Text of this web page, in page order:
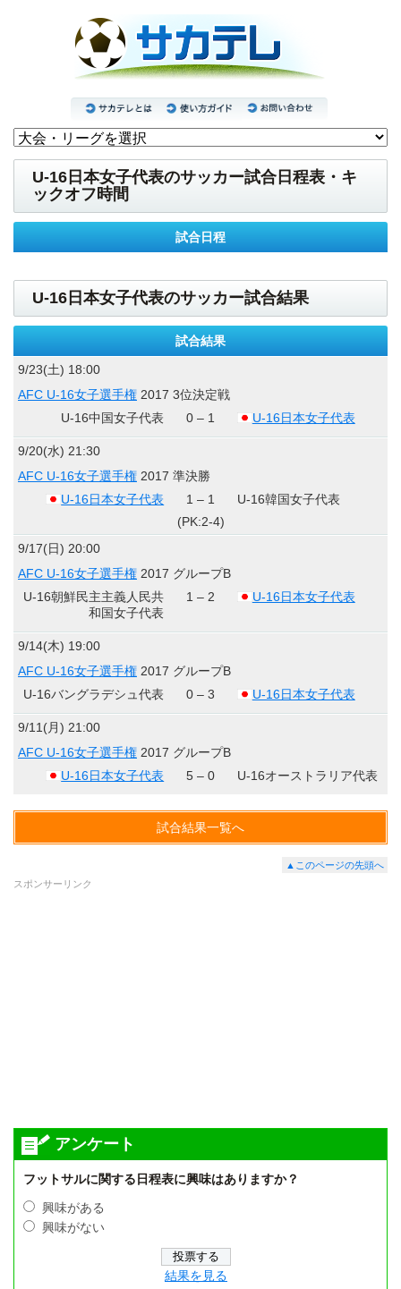
U-16日本女子代表のサッカー試合日程表・キ
ックオフ時間
試合日程
U-16日本女子代表のサッカー試合結果
試合結果
9/23(土) 18:00
AFC U-16女子選手権 2017 3位決定戦
U-16中国女子代表
0 – 1 U-16日本女子代表
9/20(水) 21:30
AFC U-16女子選手権 2017 準決勝
U-16日本女子代表
1 – 1
U-16韓国女子代表
(PK:2-4)
9/17(日) 20:00
AFC U-16女子選手権 2017 グループB
U-16朝鮮民主主義人民共
和国女子代表
1 – 2 U-16日本女子代表
9/14(木) 19:00
AFC U-16女子選手権 2017 グループB
U-16バングラデシュ代表
0 – 3 U-16日本女子代表
9/11(月) 21:00
AFC U-16女子選手権 2017 グループB
U-16日本女子代表
5 – 0 U-16オーストラリア代表
試合結果一覧へ
▲このページの先頭へ
スポンサーリンク
アンケート
フットサルに関する日程表に興味はありますか？
興味がある
興味がない
結果を見る